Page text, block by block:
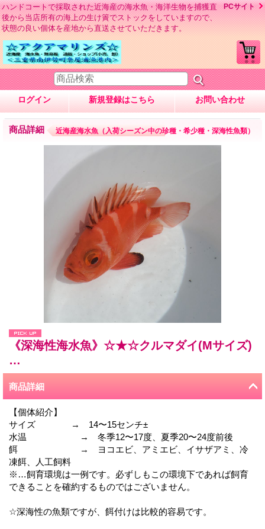
ハンドコートで採取された近海産の海水魚・海洋生物を捕獲直
後から当店所有の海上の生け簀でストックをしていますので、
状態の良い個体を産地から直送させていただきます。
PCサイト
ログイン 新規登録はこちら お問い合わせ
商品詳細 近海産海水魚（入荷シーズン中の珍種・希少種・深海性魚類）
《深海性海水魚》☆★☆クルマダイ(Mサイズ)
…
商品詳細
【個体紹介】
サイズ → 14〜15センチ±
水温 → 冬季12〜17度、夏季20〜24度前後
餌 → ヨコエビ、アミエビ、イサザアミ、冷
凍餌、人工飼料
※…飼育環境は一例です。必ずしもこの環境下であれば飼育
できることを確約するものではございません。
☆深海性の魚類ですが、餌付けは比較的容易です。